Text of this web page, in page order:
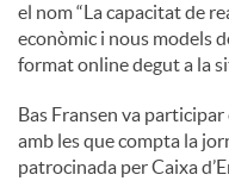
el nom “La capacitat de
econòmic i nous models
format online degut a la
Bas Fransen va
amb les que compta la
patrocinada per Caixa